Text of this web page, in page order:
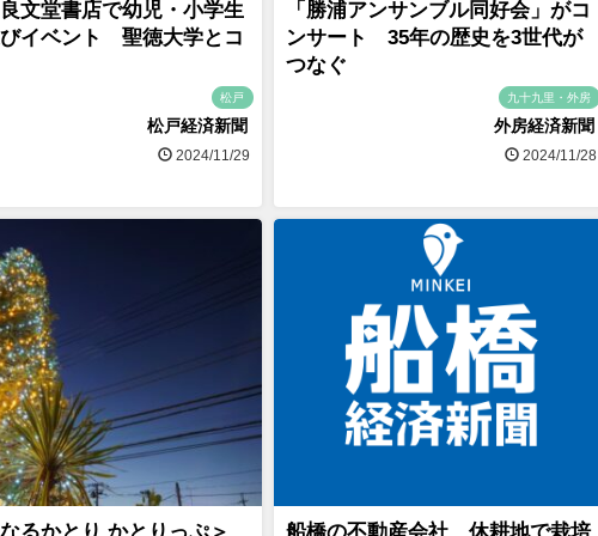
文堂書店で幼児・小学生
イベント 聖徳大学とコ
松戸
松戸経済新聞
2024/11/29
「勝浦アンサンブル同好会」がコ
ンサート 35年の歴史を3世代が
つなぐ
九十九里・外房
外房経済新聞
2024/11/28